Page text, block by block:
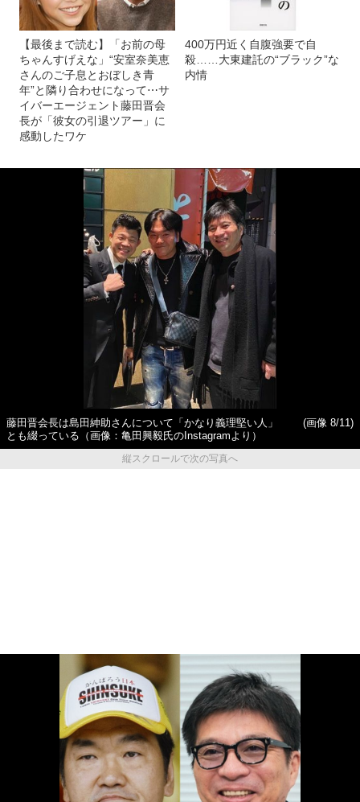
【最後まで読む】「お前の母
ちゃんすげえな」“安室奈美恵
さんのご子息とおぼしき青
年”と隣り合わせになって⋯サ
イバーエージェント藤田晋会
長が「彼女の引退ツアー」に
感動したワケ
400万円近く自腹強要で自
殺……大東建託の“ブラック”な
内情
藤田晋会長は島田紳助さんについて「かなり義理堅い人」
とも綴っている（画像：亀田興毅氏のInstagramより）
(画像 8/11)
縦スクロールで次の写真へ